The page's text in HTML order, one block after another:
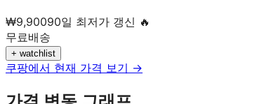
₩9,90090일 최저가 갱신 🔥
무료배송
+ watchlist
쿠팡에서 현재 가격 보기 →